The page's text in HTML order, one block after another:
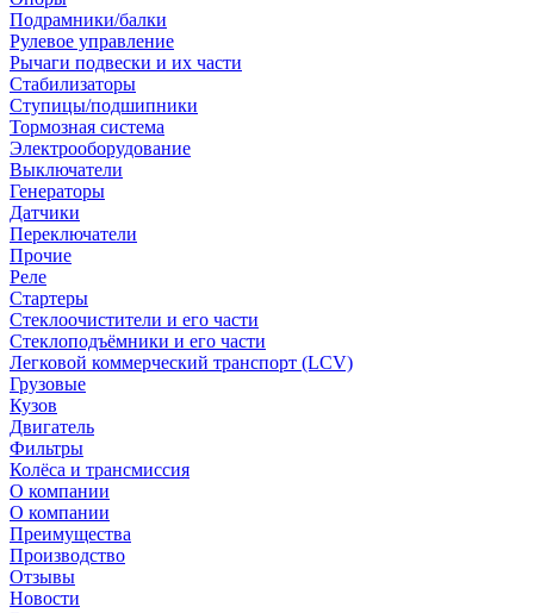
Подрамники/балки
Рулевое управление
Рычаги подвески и их части
Стабилизаторы
Ступицы/подшипники
Тормозная система
Электрооборудование
Выключатели
Генераторы
Датчики
Переключатели
Прочие
Реле
Стартеры
Стеклоочистители и его части
Стеклоподъёмники и его части
Легковой коммерческий транспорт (LCV)
Грузовые
Кузов
Двигатель
Фильтры
Колёса и трансмиссия
О компании
О компании
Преимущества
Производство
Отзывы
Новости